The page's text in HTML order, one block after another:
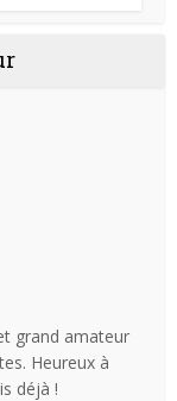
grand amateur
Heureux à
déjà !